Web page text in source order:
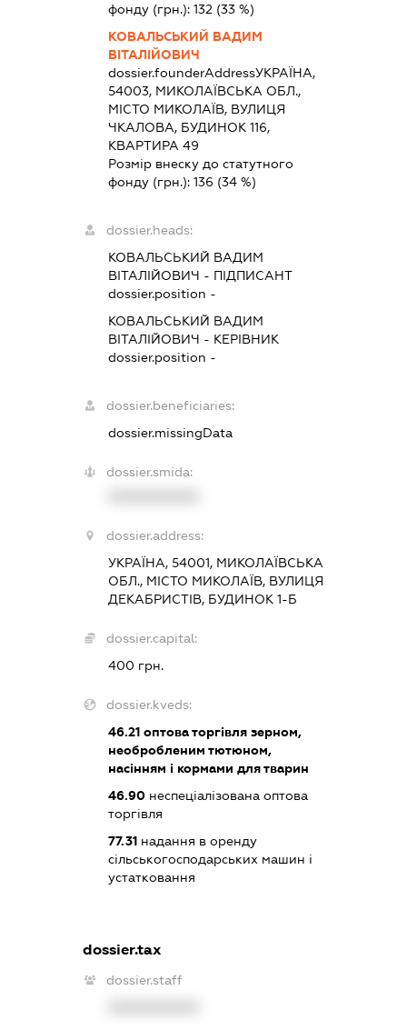
фонду (грн.): 132 (33 %)
КОВАЛЬСЬКИЙ ВАДИМ
ВІТАЛІЙОВИЧ
dossier.founderAddressУКРАЇНА,
54003, МИКОЛАЇВСЬКА ОБЛ.,
МІСТО МИКОЛАЇВ, ВУЛИЦЯ
ЧКАЛОВА, БУДИНОК 116,
КВАРТИРА 49
Розмір внеску до статутного
фонду (грн.): 136 (34 %)
dossier.heads:
КОВАЛЬСЬКИЙ ВАДИМ
ВІТАЛІЙОВИЧ - ПІДПИСАНТ
dossier.position -
КОВАЛЬСЬКИЙ ВАДИМ
ВІТАЛІЙОВИЧ - КЕРІВНИК
dossier.position -
dossier.beneficiaries:
dossier.missingData
dossier.smida:
dossier.address:
УКРАЇНА, 54001, МИКОЛАЇВСЬКА
ОБЛ., МІСТО МИКОЛАЇВ, ВУЛИЦЯ
ДЕКАБРИСТІВ, БУДИНОК 1-Б
dossier.capital:
400 грн.
dossier.kveds:
46.21оптова торгівля зерном,
необробленим тютюном,
насінням і кормами для тварин
46.90неспеціалізована оптова
торгівля
77.31надання в оренду
сільськогосподарських машин і
устатковання
dossier.tax
dossier.staff